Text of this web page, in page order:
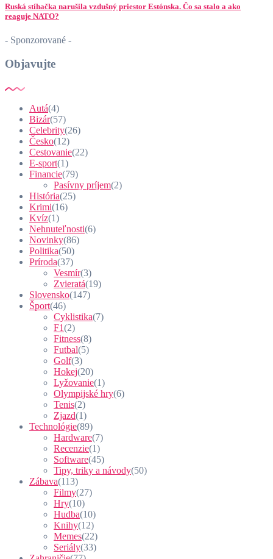
Ruská stíhačka narušila vzdušný priestor Estónska. Čo sa stalo a ako
reaguje NATO?
- Sponzorované -
Objavujte
Autá(4)
Bizár(57)
Celebrity(26)
Česko(12)
Cestovanie(22)
E-sport(1)
Financie(79)
Pasívny príjem(2)
História(25)
Krimi(16)
Kvíz(1)
Nehnuteľnosti(6)
Novinky(86)
Politika(50)
Príroda(37)
Vesmír(3)
Zvieratá(19)
Slovensko(147)
Šport(46)
Cyklistika(7)
F1(2)
Fitness(8)
Futbal(5)
Golf(3)
Hokej(20)
Lyžovanie(1)
Olympijské hry(6)
Tenis(2)
Zjazd(1)
Technológie(89)
Hardware(7)
Recenzie(1)
Software(45)
Tipy, triky a návody(50)
Zábava(113)
Filmy(27)
Hry(10)
Hudba(10)
Knihy(12)
Memes(22)
Seriály(33)